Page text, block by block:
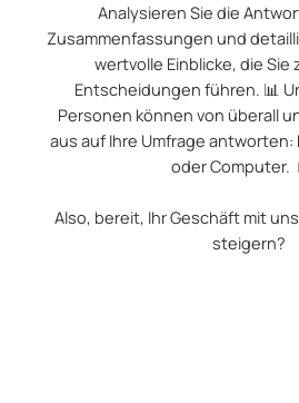
Analysieren Sie die
Zusammenfassungen und
wertvolle Einblicke, die
Entscheidungen führen. 📊
Personen können von überall
aus auf Ihre Umfrage
oder Computer.
Also, bereit, Ihr Geschäft mit
steigern?